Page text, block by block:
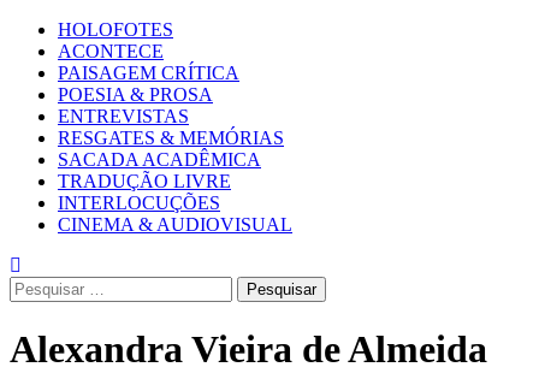
Primary
Menu
HOLOFOTES
ACONTECE
PAISAGEM CRÍTICA
POESIA & PROSA
ENTREVISTAS
RESGATES & MEMÓRIAS
SACADA ACADÊMICA
TRADUÇÃO LIVRE
INTERLOCUÇÕES
CINEMA & AUDIOVISUAL
Pesquisar
por:
Alexandra Vieira de Almeida